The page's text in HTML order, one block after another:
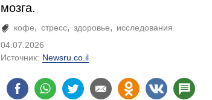
мозга.
кофе стресс здоровье
исследования
04.07.2026
Источник: Newsru.co.il